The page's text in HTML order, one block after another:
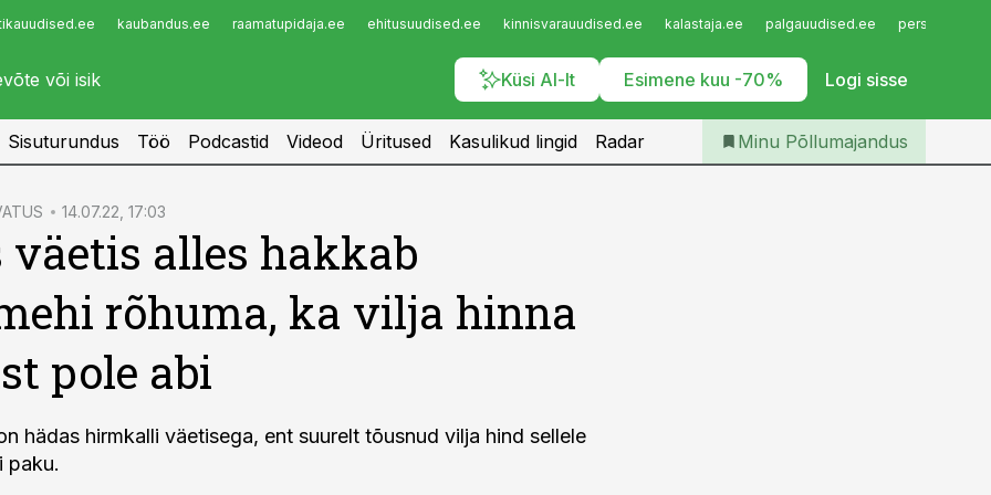
kaubandus.ee raamatupidaja.ee ehitusuudised.ee kinnisvarauudised.ee kalastaja.ee palgauudised.ee
Küsi AI-lt Esimene kuu -70% Logi sisse
Infopank
Iseteenindus
Telli Põllumajandus
Sisuturundus Töö Podcastid Videod Üritused Kasulikud lingid Radar Minu Põllumajandus
14.07.22, 17:03
alles hakkab
rõhuma, ka vilja hinna
pole abi
hädas hirmkalli väetisega, ent suurelt tõusnud vilja hind sellele
paku.